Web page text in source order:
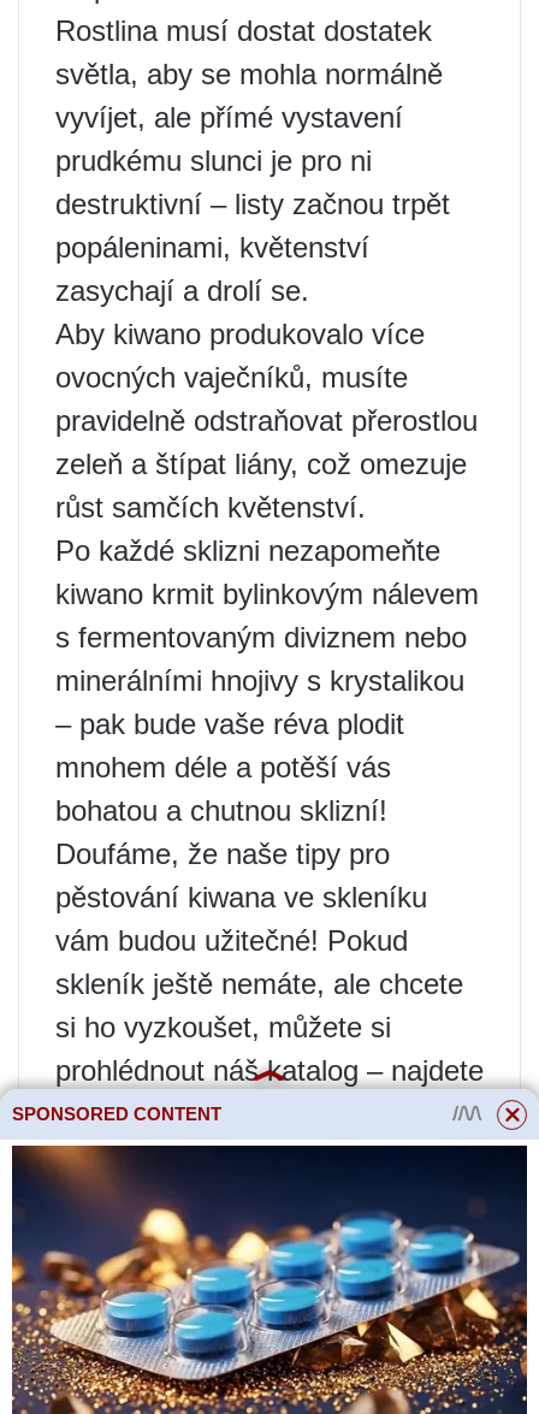
Rostlina musí dostat dostatek
světla, aby se mohla normálně
vyvíjet, ale přímé vystavení
prudkému slunci je pro ni
destruktivní – listy začnou trpět
popáleninami, květenství
zasychají a drolí se.
Aby kiwano produkovalo více
ovocných vaječníků, musíte
pravidelně odstraňovat přerostlou
zeleň a štípat liány, což omezuje
růst samčích květenství.
Po každé sklizni nezapomeňte
kiwano krmit bylinkovým nálevem
s fermentovaným diviznem nebo
minerálními hnojivy s krystalikou
– pak bude vaše réva plodit
mnohem déle a potěší vás
bohatou a chutnou sklizní!
Doufáme, že naše tipy pro
pěstování kiwana ve skleníku
vám budou užitečné! Pokud
skleník ještě nemáte, ale chcete
si ho vyzkoušet, můžete si
prohlédnout náš katalog – najdete
v něm skleníky z polykarbonátu,
skla a fólie všech velikostí!
SPONSORED CONTENT